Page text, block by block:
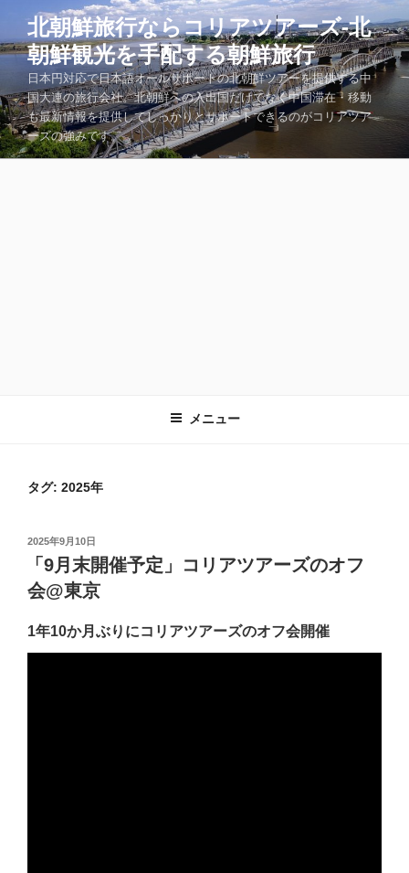
テ
ツ
へ
ス
キ
北朝鮮旅行ならコリアツアーズ-北
朝鮮観光を手配する朝鮮旅行
日本円対応で日本語オールサポートの北朝鮮ツアーを提供する中
国大連の旅行会社。北朝鮮への入出国だけでなく中国滞在・移動
も最新情報を提供してしっかりとサポートできるのがコリアツア
ーズの強みです。
メニュー
タグ: 2025年
投
2025年9月10日
「9月末開催予定」コリアツアーズのオフ
会@東京
1年10か月ぶりにコリアツアーズのオフ会開催